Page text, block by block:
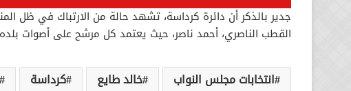
جدير بالذكر أن دائرة كرداسة، تشهد حالة من الارتباك في ظل
القطب الناصري، أحمد ناصر، حيث يعتمد كل مرشح على أصوات
انتخابات مجلس النواب خالد طايع كرداسة